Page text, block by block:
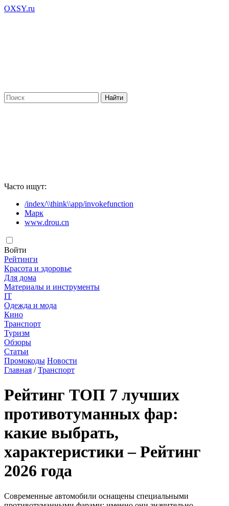
OXSY.ru
Часто ищут:
/index/\\think\\app/invokefunction
Марк
www.drou.cn
Войти
Рейтинги
Красота и здоровье
Для дома
Материалы и инструменты
IT
Одежда и мода
Кино
Транспорт
Туризм
Обзоры
Статьи
Промокоды Новости
Главная /Транспорт
Рейтинг ТОП 7 лучших
противотуманных фар:
какие выбрать,
характеристики – Рейтинг
2026 года
Современные автомобили оснащены специальными